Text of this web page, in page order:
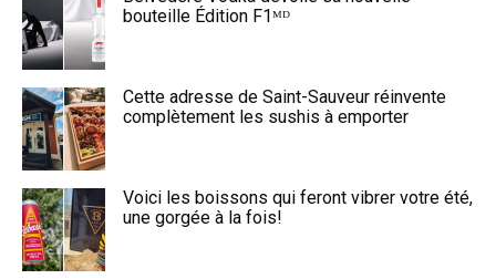
bouteille Édition F1ᴹᴰ
Cette adresse de Saint-Sauveur réinvente
complètement les sushis à emporter
Voici les boissons qui feront vibrer votre été,
une gorgée à la fois!